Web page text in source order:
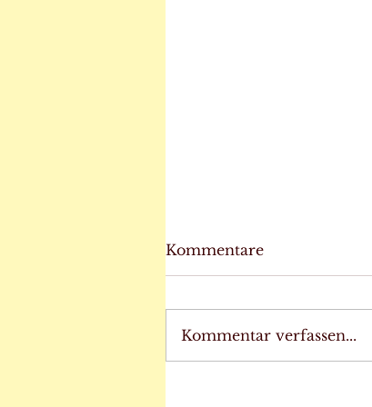
Kommentare
Kommentar verfassen...